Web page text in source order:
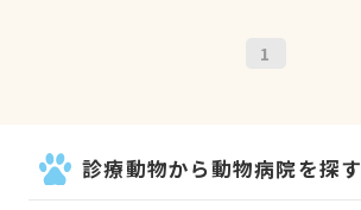
1
診療動物から動物病院を探す